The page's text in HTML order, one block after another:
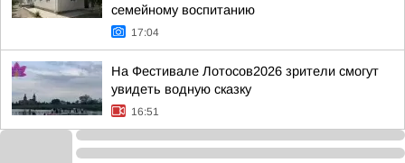
семейному воспитанию
17:04
На Фестивале Лотосов2026 зрители смогут
увидеть водную сказку
16:51